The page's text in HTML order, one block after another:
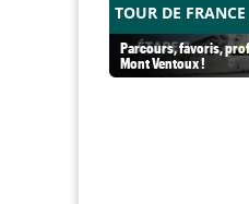
TOUR DE
Parcours, favoris,
Mont Ventoux !